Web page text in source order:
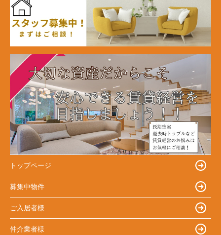
トップページ
募集中物件
ご入居者様
仲介業者様